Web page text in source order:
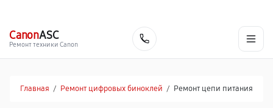
CanonASC
Ремонт техники Canon
Главная / Ремонт цифровых биноклей / Ремонт цепи питания